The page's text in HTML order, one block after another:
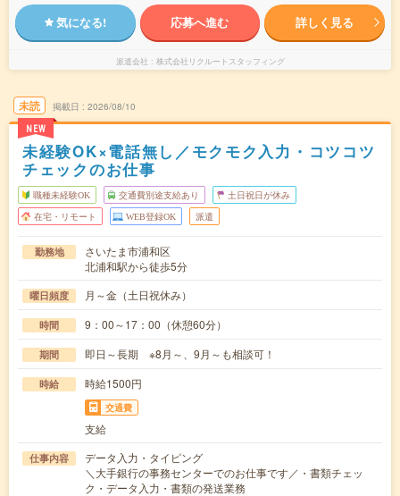
気になる! 応募へ進む 詳しく見る
派遣会社 株式会社リクルートスタッフィング
未読
NEW
掲載日 2026/08/10
未経験OK×電話無し／モクモク入力・コツコツ
チェックのお仕事
職種未経験OK 交通費別途支給あり 土日祝日が休み
在宅・リモート WEB登録OK 派遣
勤務地
さいたま市浦和区
北浦和駅から徒歩5分
曜日頻度 月～金（土日祝休み）
時間 9：00～17：00（休憩60分）
期間 即日～長期 ※8月～、9月～も相談可！
時給 時給1500円
交通費
支給
仕事内容
データ入力・タイピング
＼大手銀行の事務センターでのお仕事です／・書類チェッ
ク・データ入力・書類の発送業務